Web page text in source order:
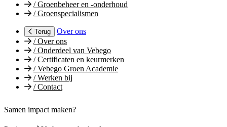
/Groenbeheer en -onderhoud
/Groenspecialismen
Terug
Over ons
/Over ons
/Onderdeel van Vebego
/Certificaten en keurmerken
/Vebego Groen Academie
/Werken bij
/Contact
Samen impact maken?